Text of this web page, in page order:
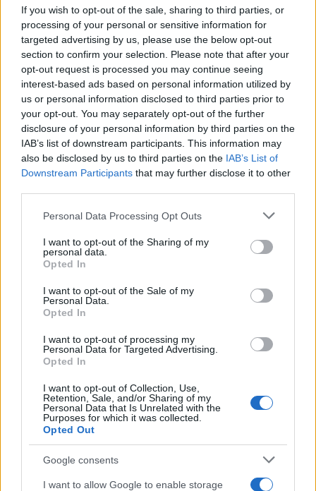
If you wish to opt-out of the sale, sharing to third parties, or
processing of your personal or sensitive information for
targeted advertising by us, please use the below opt-out
section to confirm your selection. Please note that after your
opt-out request is processed you may continue seeing
interest-based ads based on personal information utilized by
us or personal information disclosed to third parties prior to
your opt-out. You may separately opt-out of the further
disclosure of your personal information by third parties on the
IAB’s list of downstream participants. This information may
also be disclosed by us to third parties on the IAB’s List of
Downstream Participants that may further disclose it to other
Please note that this website/app uses one or more Google
not limited to your visit or usage behaviour. You may click to
grant or deny consent to Google and its third-party tags to
use your data for below specified purposes in below Google
consent section.
Personal Data Processing Opt Outs
I want to opt-out of the Sharing of my
personal data.
Opted In
I want to opt-out of the Sale of my
Personal Data.
Opted In
I want to opt-out of processing my
Personal Data for Targeted Advertising.
Opted In
I want to opt-out of Collection, Use,
Retention, Sale, and/or Sharing of my
Personal Data that Is Unrelated with the
Purposes for which it was collected.
Opted Out
Google consents
I want to allow Google to enable storage
FINANZA
Assistenza alla mobilità bancaria: cosa devi sapere